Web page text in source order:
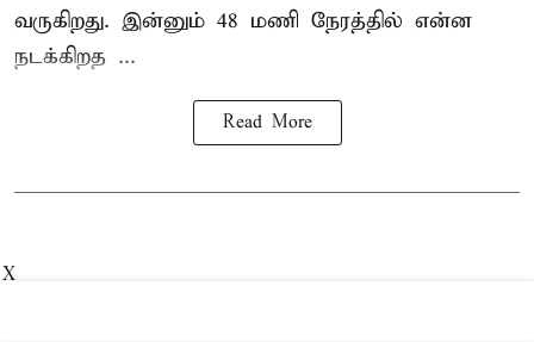
வருகிறது. இன்னும் 48 மணி நேரத்தில் என்ன
நடக்கிறத ...
Read More
X